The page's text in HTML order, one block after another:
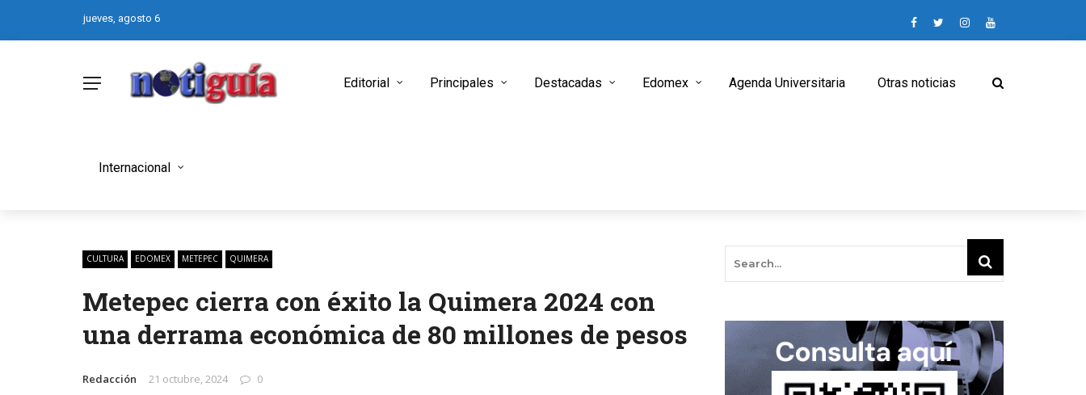
jueves, agosto 6
Editorial Principales Destacadas Edomex Agenda Universitaria Otras noticias
Internacional
CULTURA EDOMEX METEPEC QUIMERA
Metepec cierra con éxito la Quimera 2024 con
una derrama económica de 80 millones de pesos
Redacción 21 octubre, 2024 0